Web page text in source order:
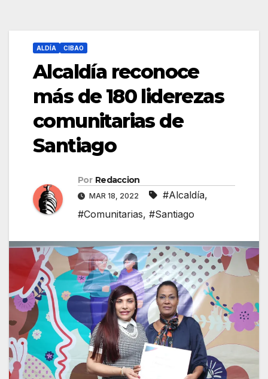
ALDÍA CIBAO
Alcaldía reconoce
más de 180 liderezas
comunitarias de
Santiago
Por Redaccion
MAR 18, 2022 #Alcaldía,
#Comunitarias, #Santiago